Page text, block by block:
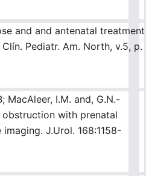
and and antenatal treatment
Pediatr. Am. North, v.5, p.
MacAleer, I.M. and, G.N.-
with prenatal
J.Urol. 168:1158-